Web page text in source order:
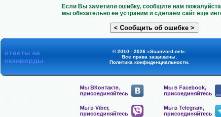
Если Вы заметили ошибку, сообщите нам
мы обязательно ее устраним и сделаем сайт еще
ответы на
сканворды
© 2010 - 2026 «Scanvord.net».
Все права защищены.
Политика конфиденциальности.
Мы ВКонтакте,
присоединяйтесь
Мы в Facebook,
присоединяйтесь
Мы в Viber,
присоединяйтесь
Мы в Telegram,
присоединяйтесь